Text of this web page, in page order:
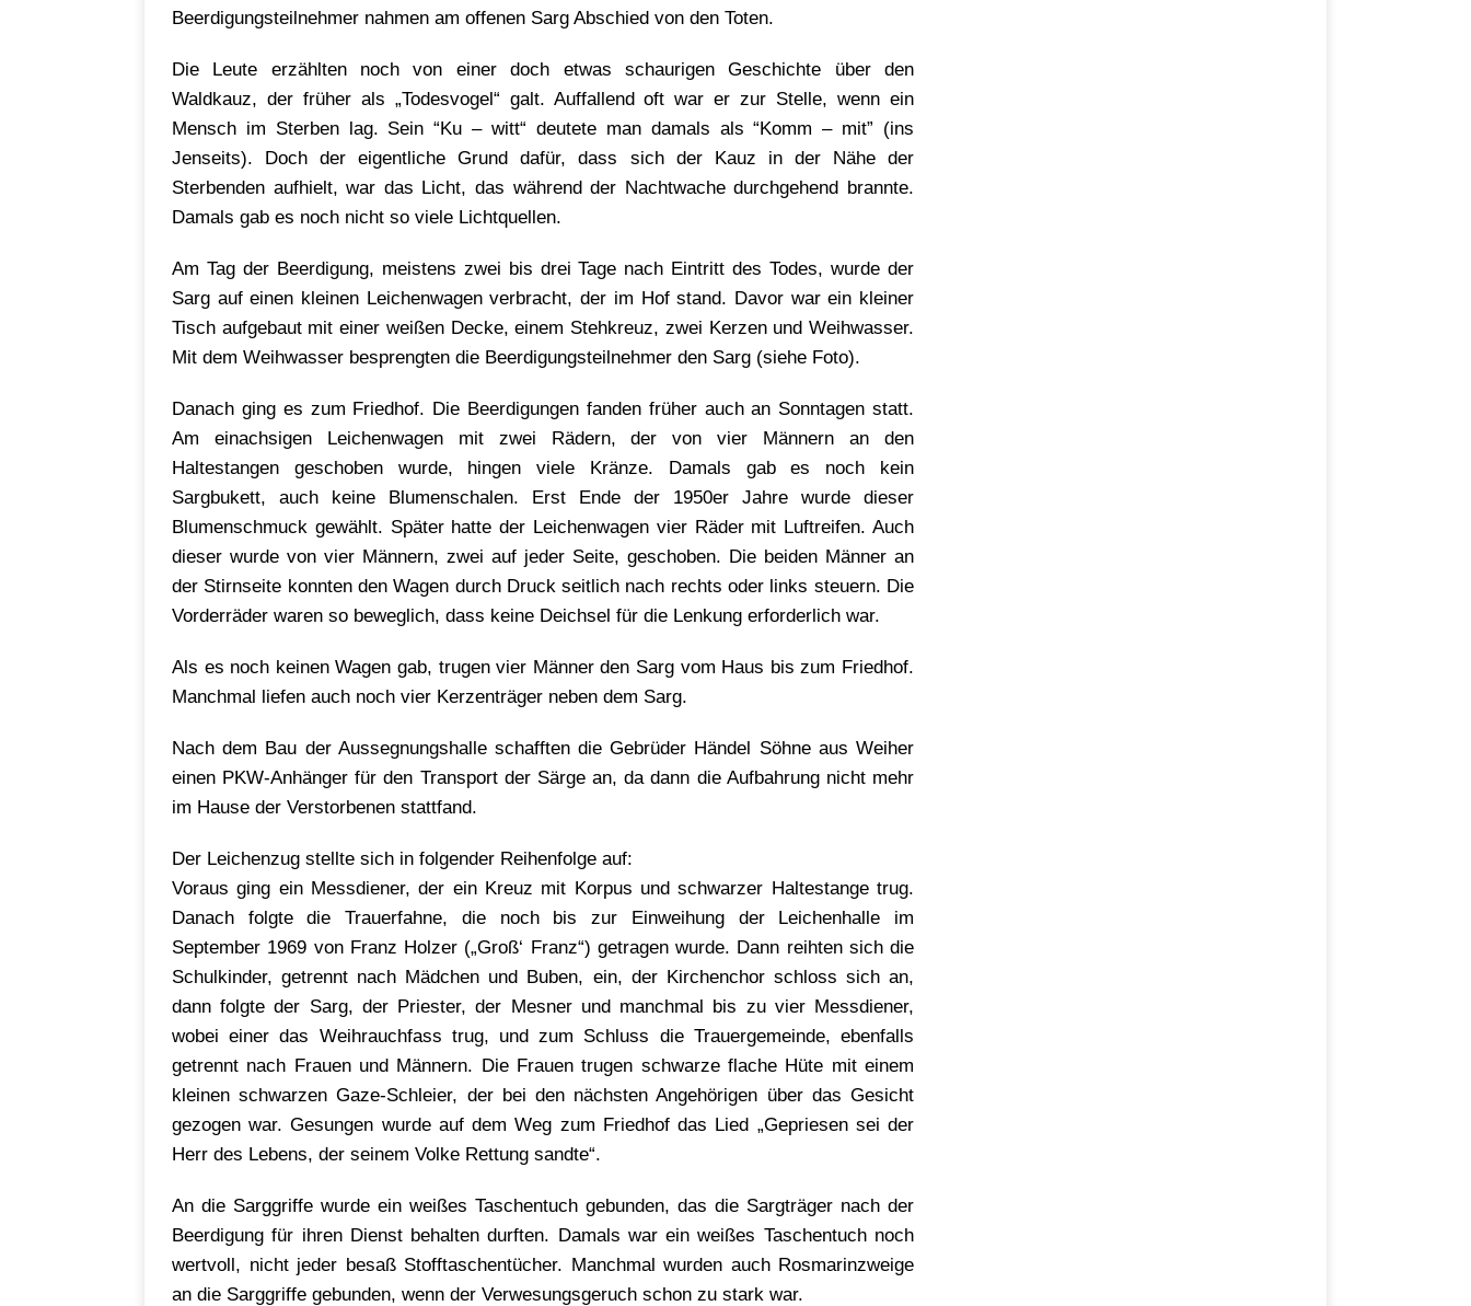
Beerdigungsteilnehmer nahmen am offenen Sarg Abschied von den Toten.
Die Leute erzählten noch von einer doch etwas schaurigen Geschichte über den
Waldkauz, der früher als „Todesvogel“ galt. Auffallend oft war er zur Stelle, wenn ein
Mensch im Sterben lag. Sein “Ku – witt“ deutete man damals als “Komm – mit” (ins
Jenseits). Doch der eigentliche Grund dafür, dass sich der Kauz in der Nähe der
Sterbenden aufhielt, war das Licht, das während der Nachtwache durchgehend brannte.
Damals gab es noch nicht so viele Lichtquellen.
Am Tag der Beerdigung, meistens zwei bis drei Tage nach Eintritt des Todes, wurde der
Sarg auf einen kleinen Leichenwagen verbracht, der im Hof stand. Davor war ein kleiner
Tisch aufgebaut mit einer weißen Decke, einem Stehkreuz, zwei Kerzen und Weihwasser.
Mit dem Weihwasser besprengten die Beerdigungsteilnehmer den Sarg (siehe Foto).
Danach ging es zum Friedhof. Die Beerdigungen fanden früher auch an Sonntagen statt.
Am einachsigen Leichenwagen mit zwei Rädern, der von vier Männern an den
Haltestangen geschoben wurde, hingen viele Kränze. Damals gab es noch kein
Sargbukett, auch keine Blumenschalen. Erst Ende der 1950er Jahre wurde dieser
Blumenschmuck gewählt. Später hatte der Leichenwagen vier Räder mit Luftreifen. Auch
dieser wurde von vier Männern, zwei auf jeder Seite, geschoben. Die beiden Männer an
der Stirnseite konnten den Wagen durch Druck seitlich nach rechts oder links steuern. Die
Vorderräder waren so beweglich, dass keine Deichsel für die Lenkung erforderlich war.
Als es noch keinen Wagen gab, trugen vier Männer den Sarg vom Haus bis zum Friedhof.
Manchmal liefen auch noch vier Kerzenträger neben dem Sarg.
Nach dem Bau der Aussegnungshalle schafften die Gebrüder Händel Söhne aus Weiher
einen PKW-Anhänger für den Transport der Särge an, da dann die Aufbahrung nicht mehr
im Hause der Verstorbenen stattfand.
Der Leichenzug stellte sich in folgender Reihenfolge auf:
Voraus ging ein Messdiener, der ein Kreuz mit Korpus und schwarzer Haltestange trug.
Danach folgte die Trauerfahne, die noch bis zur Einweihung der Leichenhalle im
September 1969 von Franz Holzer („Groß‘ Franz“) getragen wurde. Dann reihten sich die
Schulkinder, getrennt nach Mädchen und Buben, ein, der Kirchenchor schloss sich an,
dann folgte der Sarg, der Priester, der Mesner und manchmal bis zu vier Messdiener,
wobei einer das Weihrauchfass trug, und zum Schluss die Trauergemeinde, ebenfalls
getrennt nach Frauen und Männern. Die Frauen trugen schwarze flache Hüte mit einem
kleinen schwarzen Gaze-Schleier, der bei den nächsten Angehörigen über das Gesicht
gezogen war. Gesungen wurde auf dem Weg zum Friedhof das Lied „Gepriesen sei der
Herr des Lebens, der seinem Volke Rettung sandte“.
An die Sarggriffe wurde ein weißes Taschentuch gebunden, das die Sargträger nach der
Beerdigung für ihren Dienst behalten durften. Damals war ein weißes Taschentuch noch
wertvoll, nicht jeder besaß Stofftaschentücher. Manchmal wurden auch Rosmarinzweige
an die Sarggriffe gebunden, wenn der Verwesungsgeruch schon zu stark war.